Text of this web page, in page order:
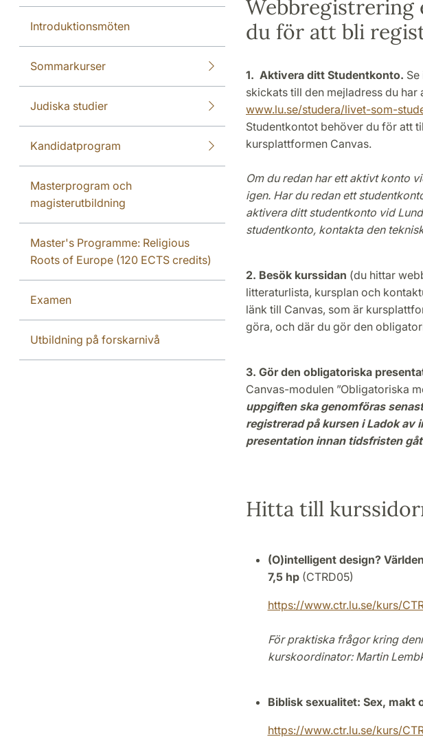
Introduktionsmöten
Sommarkurser
Judiska studier
Kandidatprogram
Masterprogram och
magisterutbildning
Master's Programme: Religious
Roots of Europe (120 ECTS credits)
Examen
Utbildning på forskarnivå
Webbregistrering
du för att bli
1. Aktivera ditt Studentkonto.
skickats till den mejladress du
www.lu.se/studera/livet-som-
Studentkontot behöver du för att
kursplattformen Canvas.
Om du redan har ett aktivt konto
igen. Har du redan ett
aktivera ditt studentkonto vid
studentkonto, kontakta den
2. Besök kurssidan (du hittar
litteraturlista, kursplan och
länk till Canvas, som är
göra, och där du gör den
3. Gör den obligatoriska
Canvas-modulen ”Obligatoriska
uppgiften ska genomföras
registrerad på kursen i Ladok
presentation innan tidsfristen
Hitta till
(O)intelligent design?
7,5 hp(CTRD05)
https://www.ctr.lu.se/kurs/
För praktiska frågor kring
kurskoordinator: Martin
Biblisk sexualitet: Sex, makt
https://www.ctr.lu.se/kurs/